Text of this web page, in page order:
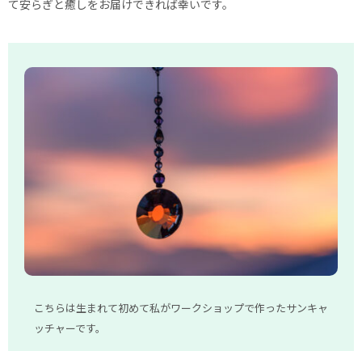
て安らぎと癒しをお届けできれば幸いです。
こちらは生まれて初めて私がワークショップで作ったサンキャ
ッチャーです。